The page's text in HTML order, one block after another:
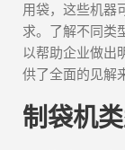
用袋，这些机器
求。了解不同类
以帮助企业做出
供了全面的见解
制袋机